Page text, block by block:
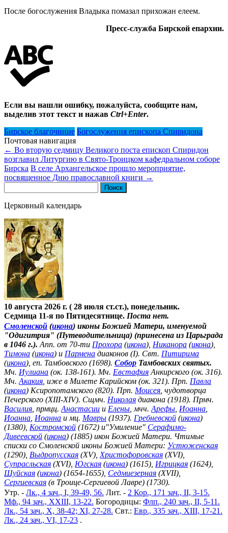
После богослужения Владыка помазал прихожан елеем.
Пресс-служба Бирской епархии.
Если вы нашли ошибку, пожалуйста, сообщите нам,
выделив этот текст и нажав Ctrl+Enter.
Бирское благочиние Богослужения епископа Спиридона
Почтовая навигация
← Во вторую седмицу Великого поста епископ Спиридон
возглавил Литургию в Свято-Троицком кафедральном соборе
Бирска В селе Архангельское прошло мероприятие,
посвященное Дню православной книги →
Церковный календарь
10 августа 2026 г. ( 28 июля ст.ст.), понедельник.
Седмица 11-я по Пятидесятнице. Поста нет.
Смоленской (икона) иконы Божией Матери, именуемой
"Одигитрия" (Путеводительница) (принесена из Царьграда
в 1046 г.). Апп. от 70-ти Прохора (икона), Никанора (икона),
Тимона (икона) и Пармена диаконов (I). Свт. Питирима
(икона), еп. Тамбовского (1698). Собор Тамбовских святых.
Мч. Иулиана (ок. 138-161). Мч. Евстафия Анкирского (ок. 316).
Мч. Акакия , иже в Милете Карийском (ок. 321). Прп. Павла
(икона) Ксиропотамского (820). Прп. Моисея , чудотворца
Печерского (XIII-XIV). Сщмч. Николая диакона (1918). Прмч.
Василия , прмцц. Анастасии и Елены , мчч. Арефы Иоанна
Иоанна Иоанна и мц. Мавры (1937). Гребневской (икона)
(1380), Костромской (1672) и"Умиление" Серафимо-
Дивеевской (икона) (1885) икон Божией Матери. Чтимые
списки со Смоленской иконы Божией Матери: Устюженская
(1290), Выдропусская (XV), Христофоровская (XVI),
Супрасльская (XVI), Югская (икона) (1615), Игрицкая (1624),
Шуйская (икона) (1654-1655), Седмиезерная (XVII),
Сергиевская (в Троице-Сергиевой Лавре) (1730).
Утр. - Лк., 4 зач., I, 39-49, 56. Лит. - 2 Кор., 171 зач., II, 3-15.
Мф., 94 зач., XXIII, 13-22. Богородицы: Флп., 240 зач., II, 5-11.
Лк., 54 зач., X, 38-42; XI, 27-28. Свт.: Евр., 335 зач., XIII, 17-21.
Лк., 24 зач., VI, 17-23 .